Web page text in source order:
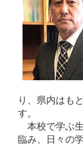
り、県内はも
す。
本校で学ぶ
臨み、日々の